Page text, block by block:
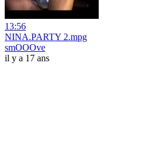
13:56
NINA.PARTY 2.mpg
smOOOve
il y a 17 ans